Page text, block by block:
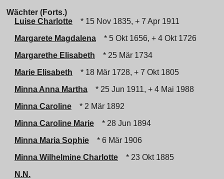
Wächter (Forts.)
Luise Charlotte
* 15 Nov 1835, + 7 Apr 1911
Margarete Magdalena
* 5 Okt 1656, + 4 Okt 1726
Margarethe Elisabeth
* 25 Mär 1734
Marie Elisabeth
* 18 Mär 1728, + 7 Okt 1805
Minna Anna Martha
* 25 Jun 1911, + 4 Mai 1988
Minna Caroline
* 2 Mär 1892
Minna Caroline Marie
* 28 Jun 1894
Minna Maria Sophie
* 6 Mär 1906
Minna Wilhelmine Charlotte
* 23 Okt 1885
N.N.